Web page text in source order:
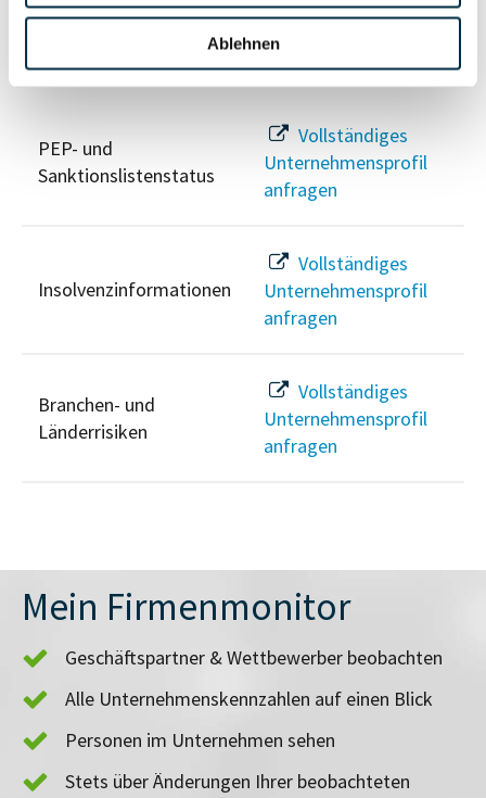
Ablehnen
Risikoinformationen
PEP- und
Sanktionslistenstatus
Vollständiges
Unternehmensprofil
anfragen
Insolvenzinformationen
Vollständiges
Unternehmensprofil
anfragen
Branchen- und
Länderrisiken
Vollständiges
Unternehmensprofil
anfragen
Mein Firmenmonitor
Geschäftspartner & Wettbewerber beobachten
Alle Unternehmenskennzahlen auf einen Blick
Personen im Unternehmen sehen
Stets über Änderungen Ihrer beobachteten